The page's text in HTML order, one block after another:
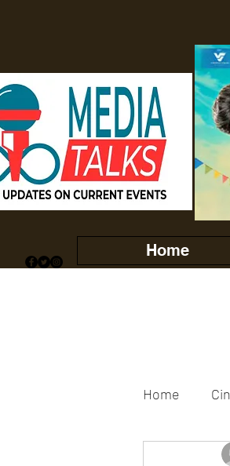
Home
Home
Movies